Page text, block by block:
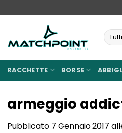
ai
RACCHETTE BORSE
armeggio
Pubblicato 7 Gennaio 2017